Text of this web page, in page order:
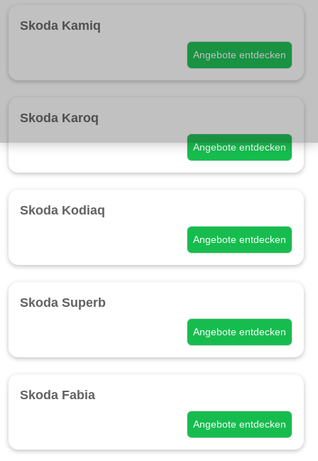
Skoda Kamiq
Angebote entdecken
Skoda Karoq
Angebote entdecken
Skoda Kodiaq
Angebote entdecken
Skoda Superb
Angebote entdecken
Skoda Fabia
Angebote entdecken